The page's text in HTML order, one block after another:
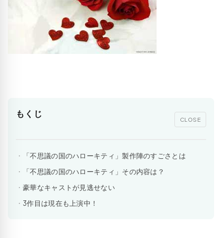
もくじ
CLOSE
「不思議の国のハローキティ」製作陣のすごさとは
「不思議の国のハローキティ」その内容は？
豪華なキャストが見逃せない
3作目は現在も上演中！